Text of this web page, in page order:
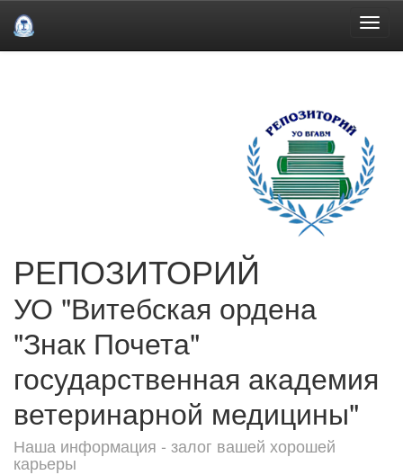
РЕПОЗИТОРИЙ
УО "Витебская ордена
"Знак Почета"
государственная академия
ветеринарной медицины"
Наша информация - залог вашей хорошей
карьеры